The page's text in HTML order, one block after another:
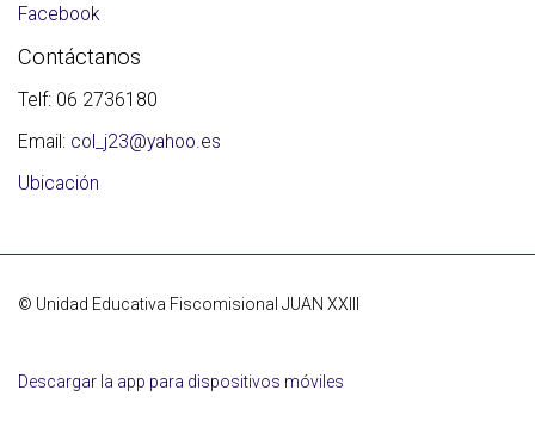
Facebook
Contáctanos
Telf: 06 2736180
Email: col_j23@yahoo.es
Ubicación
© Unidad Educativa Fiscomisional JUAN XXIII
Descargar la app para dispositivos móviles